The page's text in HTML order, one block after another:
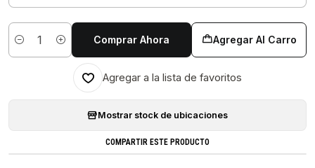
Cantidad
Agregar Al Carro
Comprar Ahora
Agregar a la lista de favoritos
Mostrar stock de ubicaciones
COMPARTIR ESTE PRODUCTO